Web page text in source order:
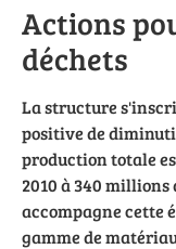
Actions
déchets
La structure
positive de
production totale
2010 à 340 millions
accompagne cette
gamme de